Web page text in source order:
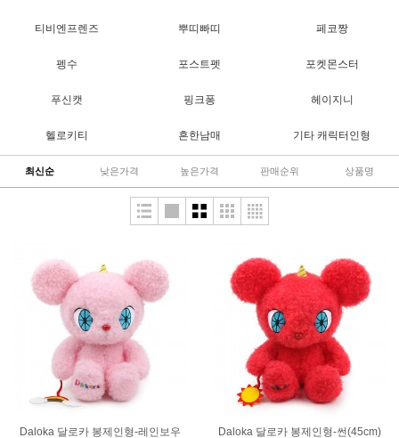
티비엔프렌즈 뿌띠빠띠 페코짱
펭수 포스트펫 포켓몬스터
푸신캣 핑크퐁 헤이지니
헬로키티 흔한남매 기타 캐릭터인형
최신순 낮은가격 높은가격 판매순위 상품명
Daloka 달로카 봉제인형-레인보우 Daloka 달로카 봉제인형-썬(45cm)